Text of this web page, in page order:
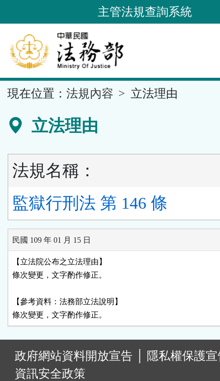
到
要
內
容
區
主管法規查詢系統
現在位置： 法規內容 立法理由
立法理由
法規名稱：
監獄行刑法 第 146 條
民國 109 年 01 月 15 日
【立法院公布之立法理由】
條次變更，文字酌作修正。
【參考資料：法務部立法說明】
條次變更，文字酌作修正。
政府網站資料開放宣告
隱私權保護
資訊安全政策